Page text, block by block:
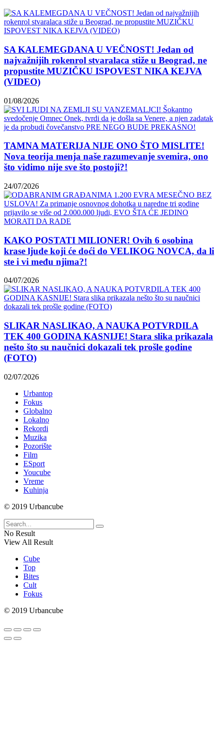
SA KALEMEGDANA U VEČNOST! Jedan od
najvažnijih rokenrol stvaralaca stiže u Beograd, ne
propustite MUZIČKU ISPOVEST NIKA KEJVA
(VIDEO)
01/08/2026
TAMNA MATERIJA NIJE ONO ŠTO MISLITE!
Nova teorija menja naše razumevanje svemira, ono
što vidimo nije sve što postoji?!
24/07/2026
KAKO POSTATI MILIONER! Ovih 6 osobina
krase ljude koji će doći do VELIKOG NOVCA, da li
ste i vi među njima?!
04/07/2026
SLIKAR NASLIKAO, A NAUKA POTVRDILA
TEK 400 GODINA KASNIJE! Stara slika prikazala
nešto što su naučnici dokazali tek prošle godine
(FOTO)
02/07/2026
Urbantop
Fokus
Globalno
Lokalno
Rekordi
Muzika
Pozorište
Film
ESport
Youcube
Vreme
Kuhinja
© 2019 Urbancube
No Result
View All Result
Cube
Top
Bites
Cult
Fokus
© 2019 Urbancube